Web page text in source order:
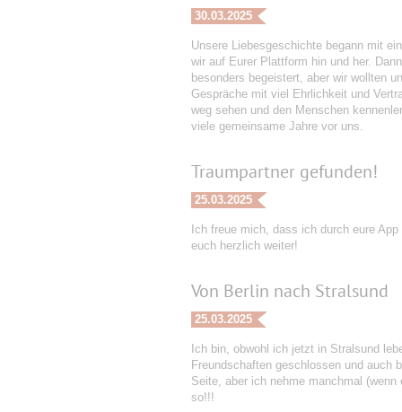
30.03.2025
Unsere Liebesgeschichte begann mit
wir auf Eurer Plattform hin und her.
besonders begeistert, aber wir wollten
Gespräche mit viel Ehrlichkeit und
weg sehen und den Menschen
viele gemeinsame Jahre vor uns.
Traumpartner gefunden!
25.03.2025
Ich freue mich, dass ich durch eure
euch herzlich weiter!
Von Berlin nach Stralsund
25.03.2025
Ich bin, obwohl ich jetzt in Stralsund
Freundschaften geschlossen und auch
Seite, aber ich nehme manchmal
so!!!